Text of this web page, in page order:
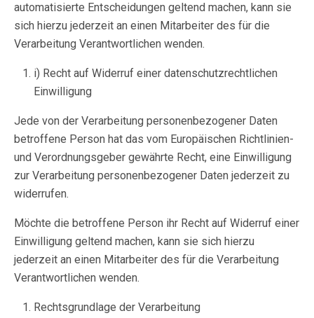
automatisierte Entscheidungen geltend machen, kann sie
sich hierzu jederzeit an einen Mitarbeiter des für die
Verarbeitung Verantwortlichen wenden.
i) Recht auf Widerruf einer datenschutzrechtlichen
Einwilligung
Jede von der Verarbeitung personenbezogener Daten
betroffene Person hat das vom Europäischen Richtlinien-
und Verordnungsgeber gewährte Recht, eine Einwilligung
zur Verarbeitung personenbezogener Daten jederzeit zu
widerrufen.
Möchte die betroffene Person ihr Recht auf Widerruf einer
Einwilligung geltend machen, kann sie sich hierzu
jederzeit an einen Mitarbeiter des für die Verarbeitung
Verantwortlichen wenden.
Rechtsgrundlage der Verarbeitung